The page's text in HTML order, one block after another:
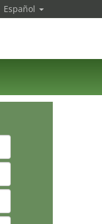
Español